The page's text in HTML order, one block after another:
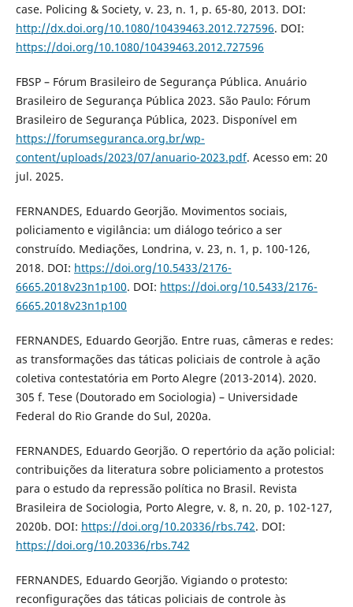
case. Policing & Society, v. 23, n. 1, p. 65-80, 2013. DOI:
http://dx.doi.org/10.1080/10439463.2012.727596. DOI:
https://doi.org/10.1080/10439463.2012.727596
FBSP – Fórum Brasileiro de Segurança Pública. Anuário
Brasileiro de Segurança Pública 2023. São Paulo: Fórum
Brasileiro de Segurança Pública, 2023. Disponível em
https://forumseguranca.org.br/wp-
content/uploads/2023/07/anuario-2023.pdf. Acesso em: 20
jul. 2025.
FERNANDES, Eduardo Georjão. Movimentos sociais,
policiamento e vigilância: um diálogo teórico a ser
construído. Mediações, Londrina, v. 23, n. 1, p. 100-126,
2018. DOI: https://doi.org/10.5433/2176-
6665.2018v23n1p100. DOI: https://doi.org/10.5433/2176-
6665.2018v23n1p100
FERNANDES, Eduardo Georjão. Entre ruas, câmeras e redes:
as transformações das táticas policiais de controle à ação
coletiva contestatória em Porto Alegre (2013-2014). 2020.
305 f. Tese (Doutorado em Sociologia) – Universidade
Federal do Rio Grande do Sul, 2020a.
FERNANDES, Eduardo Georjão. O repertório da ação policial:
contribuições da literatura sobre policiamento a protestos
para o estudo da repressão política no Brasil. Revista
Brasileira de Sociologia, Porto Alegre, v. 8, n. 20, p. 102-127,
2020b. DOI: https://doi.org/10.20336/rbs.742. DOI:
https://doi.org/10.20336/rbs.742
FERNANDES, Eduardo Georjão. Vigiando o protesto:
reconfigurações das táticas policiais de controle às